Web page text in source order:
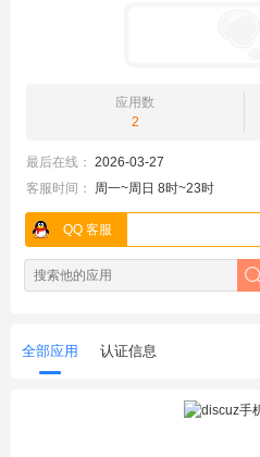
应用数
2
最后在线： 2026-03-27
客服时间：
周一~周日 8时~23时
QQ 客服
全部应用 认证信息